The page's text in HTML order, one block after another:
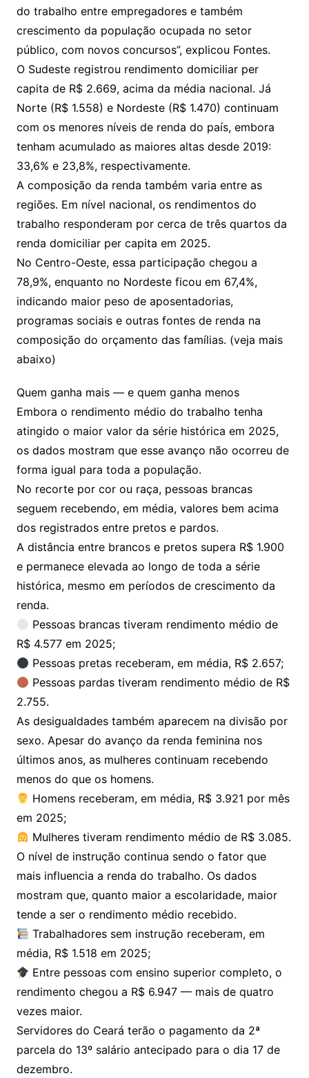
do trabalho entre empregadores e também
crescimento da população ocupada no setor
público, com novos concursos”, explicou Fontes.
O Sudeste registrou rendimento domiciliar per
capita de R$ 2.669, acima da média nacional. Já
Norte (R$ 1.558) e Nordeste (R$ 1.470) continuam
com os menores níveis de renda do país, embora
tenham acumulado as maiores altas desde 2019:
33,6% e 23,8%, respectivamente.
A composição da renda também varia entre as
regiões. Em nível nacional, os rendimentos do
trabalho responderam por cerca de três quartos da
renda domiciliar per capita em 2025.
No Centro-Oeste, essa participação chegou a
78,9%, enquanto no Nordeste ficou em 67,4%,
indicando maior peso de aposentadorias,
programas sociais e outras fontes de renda na
composição do orçamento das famílias. (veja mais
abaixo)
Quem ganha mais — e quem ganha menos
Embora o rendimento médio do trabalho tenha
atingido o maior valor da série histórica em 2025,
os dados mostram que esse avanço não ocorreu de
forma igual para toda a população.
No recorte por cor ou raça, pessoas brancas
seguem recebendo, em média, valores bem acima
dos registrados entre pretos e pardos.
A distância entre brancos e pretos supera R$ 1.900
e permanece elevada ao longo de toda a série
histórica, mesmo em períodos de crescimento da
renda.
Pessoas brancas tiveram rendimento médio de
R$ 4.577 em 2025;
Pessoas pretas receberam, em média, R$ 2.657;
Pessoas pardas tiveram rendimento médio de R$
2.755.
As desigualdades também aparecem na divisão por
sexo. Apesar do avanço da renda feminina nos
últimos anos, as mulheres continuam recebendo
menos do que os homens.
Homens receberam, em média, R$ 3.921 por mês
em 2025;
Mulheres tiveram rendimento médio de R$ 3.085.
O nível de instrução continua sendo o fator que
mais influencia a renda do trabalho. Os dados
mostram que, quanto maior a escolaridade, maior
tende a ser o rendimento médio recebido.
Trabalhadores sem instrução receberam, em
média, R$ 1.518 em 2025;
Entre pessoas com ensino superior completo, o
rendimento chegou a R$ 6.947 — mais de quatro
vezes maior.
Servidores do Ceará terão o pagamento da 2ª
parcela do 13º salário antecipado para o dia 17 de
dezembro.